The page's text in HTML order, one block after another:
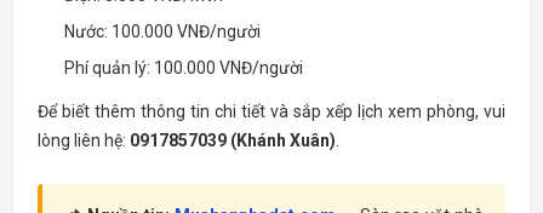
Nước: 100.000 VNĐ/người
Phí quản lý: 100.000 VNĐ/người
Để biết thêm thông tin chi tiết và sắp xếp lịch xem phòng, vui
lòng liên hệ: 0917857039 (Khánh Xuân).